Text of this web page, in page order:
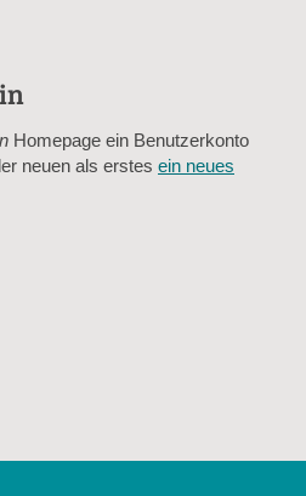
ob Sie ein menschlicher
stehen
Homepage ein Benutzerkonto
neuen als erstes ein neues